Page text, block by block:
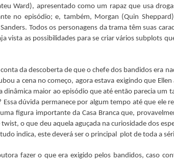
Ward), apresentado como um rapaz que usa
no episódio; e, também, Morgan (Quin
Todos os personagens da trama têm suas
vista as possibilidades para se criar vários subplots
da descoberta de que o chefe dos bandidos era
a cena no começo, agora estava exigindo que Ellen
dinâmica maior ao episódio que até então parecia um
dúvida permanece por algum tempo até que ele
figura importante da Casa Branca que,
o que deu aquela aguçada na curiosidade dos
indica, este deverá ser o principal plot de toda a
fazer o que era exigido pelos bandidos, caso